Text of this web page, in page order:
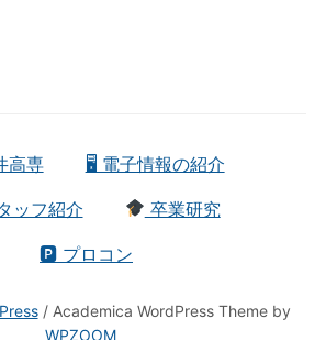
高専 🖥 電子情報の紹介
ッフ紹介 卒業研究
🅿 プロコン
/ Academica WordPress Theme by
WPZOOM